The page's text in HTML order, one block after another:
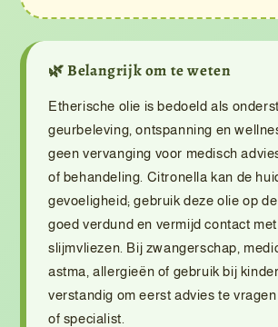
🌿 Belangrijk om te weten
Etherische olie is bedoeld als
geurbeleving, ontspanning en
geen vervanging voor medisch
of behandeling. Citronella kan de
gevoeligheid; gebruik deze olie op
goed verdund en vermijd contact
slijmvliezen. Bij zwangerschap,
astma, allergieën of gebruik bij
verstandig om eerst advies te
of specialist.